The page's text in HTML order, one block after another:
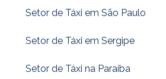
Setor de Táxi em São Paulo
Setor de Táxi em Sergipe
Setor de Táxi na Paraíba